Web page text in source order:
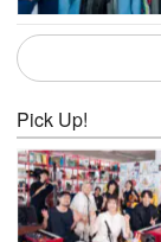
Pick Up!